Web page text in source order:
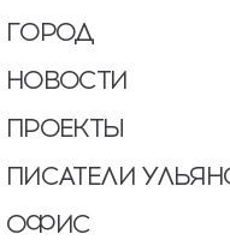
ГОРОД
НОВОСТИ
ПРОЕКТЫ
ПИСАТЕЛИ
ОФИС